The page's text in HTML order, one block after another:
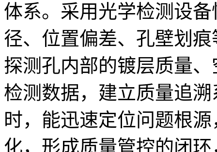
体系。采用光学检测设
径、位置偏差、孔壁划
探测孔内部的镀层质量
检测数据，建立质量追
时，能迅速定位问题根
化，形成质量管控的闭